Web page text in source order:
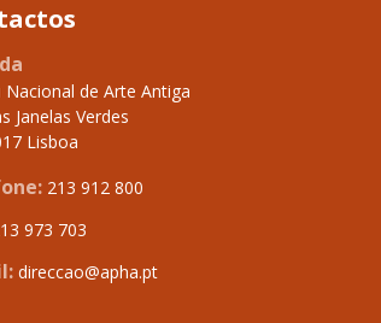
Nacional de Arte Antiga
Janelas Verdes
Lisboa
213 912 800
973 703
direccao@apha.pt